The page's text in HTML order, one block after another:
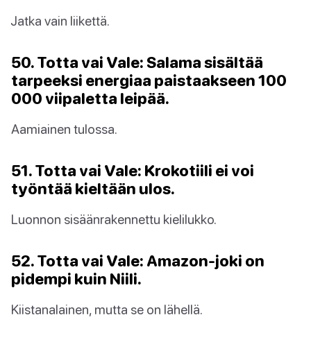
Jatka vain liikettä.
50. Totta vai Vale: Salama sisältää
tarpeeksi energiaa paistaakseen 100
000 viipaletta leipää.
Aamiainen tulossa.
51. Totta vai Vale: Krokotiili ei voi
työntää kieltään ulos.
Luonnon sisäänrakennettu kielilukko.
52. Totta vai Vale: Amazon-joki on
pidempi kuin Niili.
Kiistanalainen, mutta se on lähellä.